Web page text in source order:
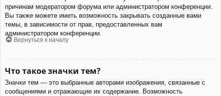
причинам модератором форума или администратором конференции.
Вы также можете иметь возможность закрывать созданные вами
темы, в зависимости от прав, предоставленных вам
администратором конференции.
Вернуться к началу
Что такое значки тем?
Значки тем — это выбранные авторами изображения, связанные с
сообщениями и отражающие их содержание. Возможность